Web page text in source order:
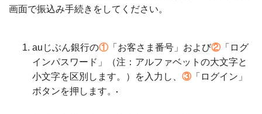
画面で振込み手続きをしてください。
auじぶん銀行の①「お客さま番号」および②「ログ
インパスワード」（注：アルファベットの大文字と
小文字を区別します。）を入力し、 ③「ログイン」
ボタンを押します。